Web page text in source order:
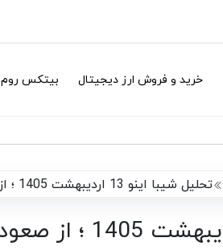
خرید و فروش ارز دیجیتال بیتکس روم
تحلیل شیبا اینو 13 اردیبهشت 1405 ؛ از صعود تا اصلاح